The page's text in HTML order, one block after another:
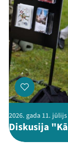
2026. gada 11. jūlijs
Diskusija